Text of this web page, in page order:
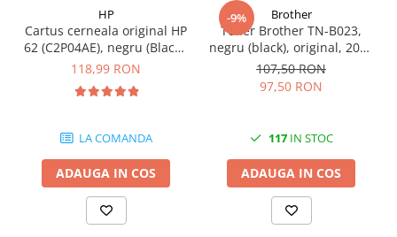
HP
Cartus cerneala original HP
62 (C2P04AE), negru (Black),
200 pagini
118,99 RON
LA COMANDA
ADAUGA IN COS
-9% Brother
Toner Brother TN-B023,
negru (black), original, 2000
pagini
107,50 RON
97,50 RON
117IN STOC
ADAUGA IN COS